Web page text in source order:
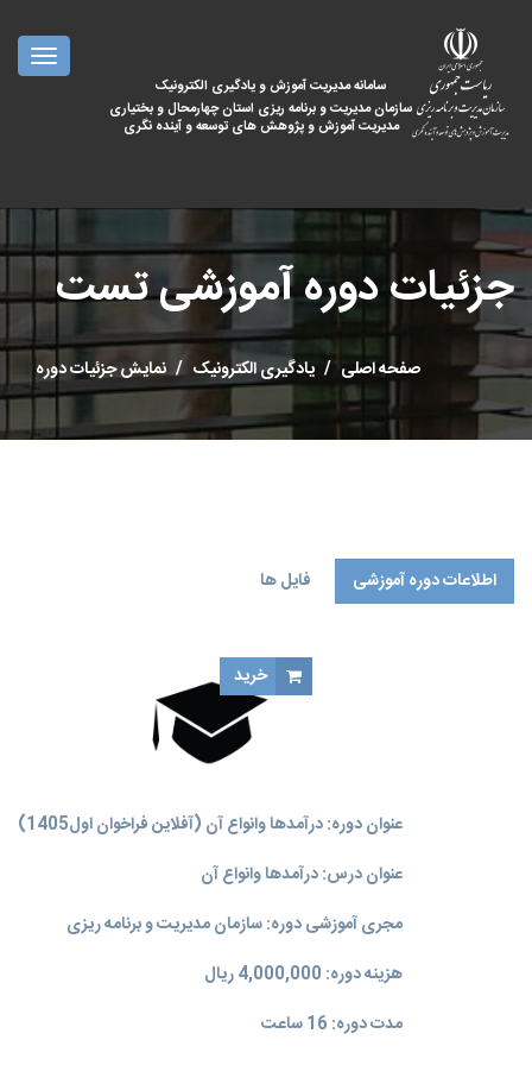
سامانه مدیریت آموزش و یادگیری الکترونیک
سازمان مدیریت و برنامه ریزی استان چهارمحال و بختیاری
مدیریت آموزش و پژوهش های توسعه و آینده نگری
جزئیات دوره آموزشی تست
صفحه اصلی یادگیری الکترونیک نمایش جزئیات دوره
اطلاعات دوره آموزشی فایل ها
عنوان دوره: درآمدها وانواع آن (آفلاین فراخوان اول1405)
عنوان درس: درآمدها وانواع آن
مجری آموزشی دوره: سازمان مدیریت و برنامه‌ ریزی
هزینه دوره: 4,000,000 ریال
مدت دوره: 16 ساعت
خرید